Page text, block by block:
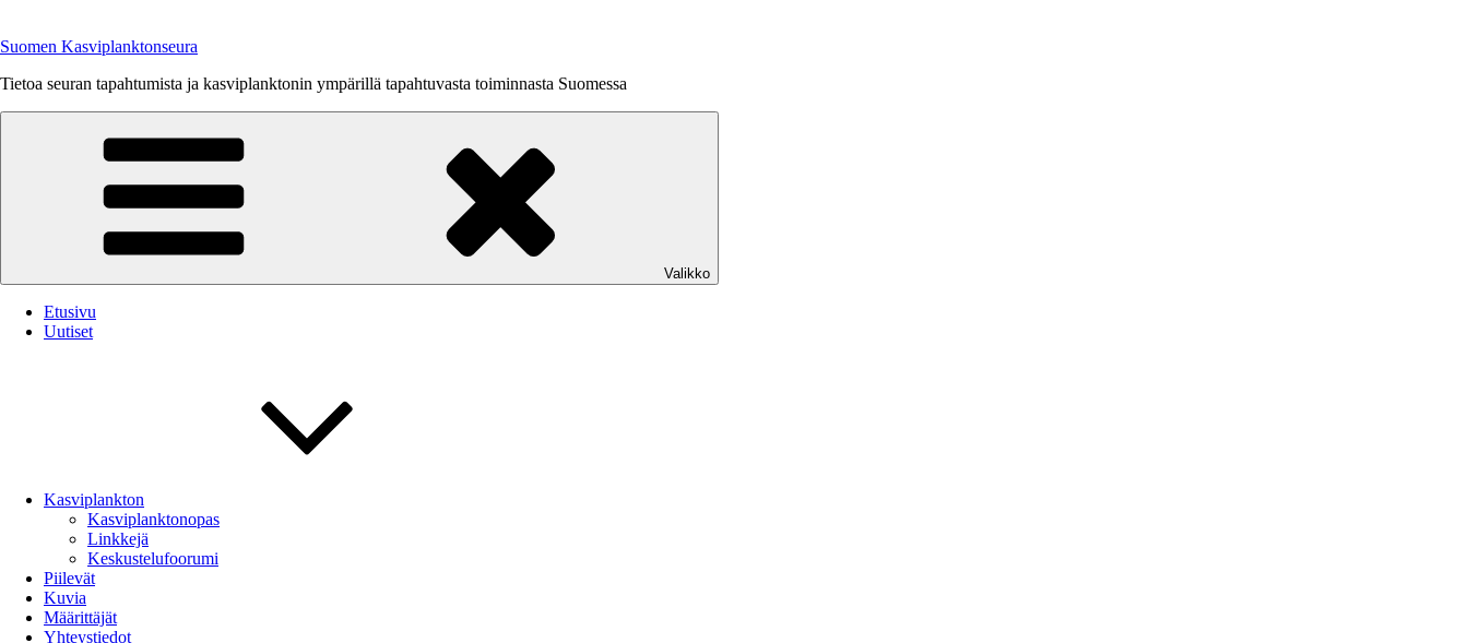
Suomen Kasviplanktonseura
Tietoa seuran tapahtumista ja kasviplanktonin ympärillä tapahtuvasta toiminnasta Suomessa
Valikko
Etusivu
Uutiset
Kasviplankton
Kasviplanktonopas
Linkkejä
Keskustelufoorumi
Piilevät
Kuvia
Määrittäjät
Yhteystiedot